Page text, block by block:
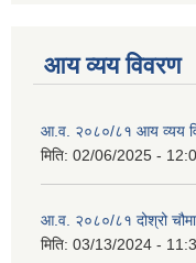
आय व्यय विवरण
आ.व. २०८०/८१ आय व्यय
मिति: 02/06/2025 -
आ.व. २०८०/८१ दोश्रो
मिति: 03/13/2024 -